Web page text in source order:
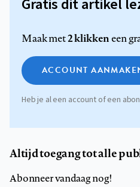
Gratis dit artikel
Maak met2 klikkeneen
ACCOUNT
Heb je al een account of een
Altijd toegang tot alle
Abonneer vandaag nog!